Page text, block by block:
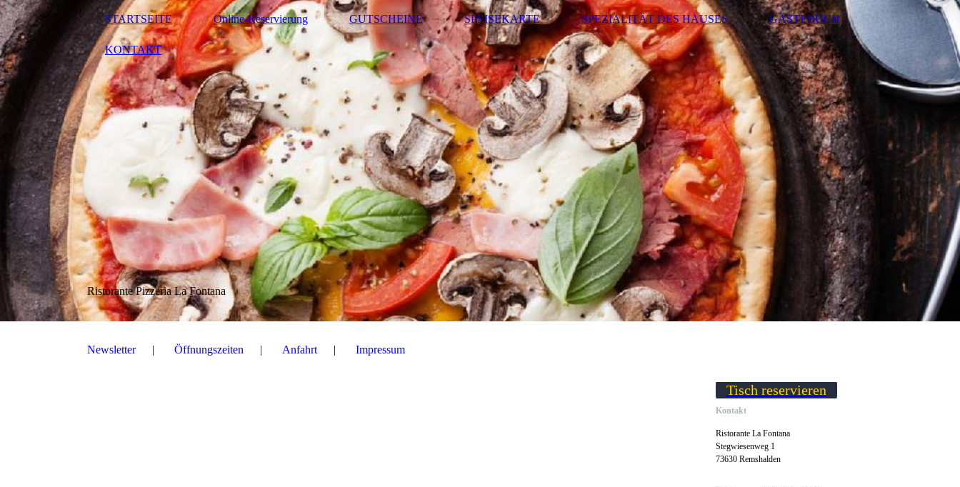
STARTSEITE Online-Reservierung GUTSCHEINE SPEISEKARTE SPEZIALITÄT DES HAUSES GÄSTEBUCH
KONTAKT
Ristorante Pizzeria La Fontana
Newsletter Öffnungszeiten Anfahrt Impressum
Tisch reservieren
Kontakt
Ristorante La Fontana
Stegwiesenweg 1
73630 Remshalden